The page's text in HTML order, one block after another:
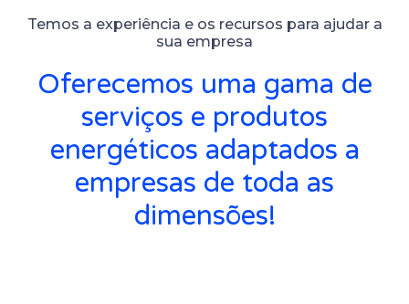
Temos a experiência e os recursos para ajudar a
sua empresa
Oferecemos uma gama de
serviços e produtos
energéticos adaptados a
empresas de toda as
dimensões!